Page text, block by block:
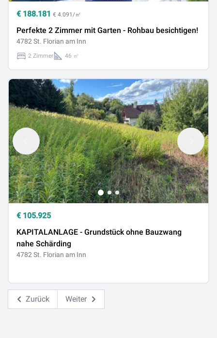
€ 188.181 € 4.091/㎡
Perfekte 2 Zimmer mit Garten - Rohbau besichtigen!
4782 St. Florian am Inn
2 Zimmer 46 ㎡
€ 105.925
KAPITALANLAGE - Grundstück ohne Bauzwang
nahe Schärding
4782 St. Florian am Inn
Zurück Weiter